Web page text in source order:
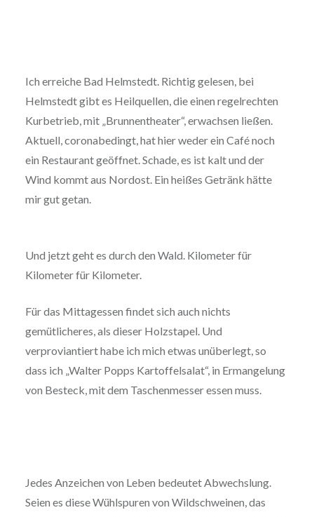
Ich erreiche Bad Helmstedt. Richtig gelesen, bei
Helmstedt gibt es Heilquellen, die einen regelrechten
Kurbetrieb, mit „Brunnentheater“, erwachsen ließen.
Aktuell, coronabedingt, hat hier weder ein Café noch
ein Restaurant geöffnet. Schade, es ist kalt und der
Wind kommt aus Nordost. Ein heißes Getränk hätte
mir gut getan.
Und jetzt geht es durch den Wald. Kilometer für
Kilometer für Kilometer.
Für das Mittagessen findet sich auch nichts
gemütlicheres, als dieser Holzstapel. Und
verproviantiert habe ich mich etwas unüberlegt, so
dass ich „Walter Popps Kartoffelsalat“, in Ermangelung
von Besteck, mit dem Taschenmesser essen muss.
Jedes Anzeichen von Leben bedeutet Abwechslung.
Seien es diese Wühlspuren von Wildschweinen, das